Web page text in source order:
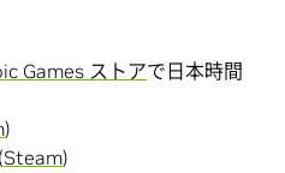
Games ストアで日本時間
)
(Steam)